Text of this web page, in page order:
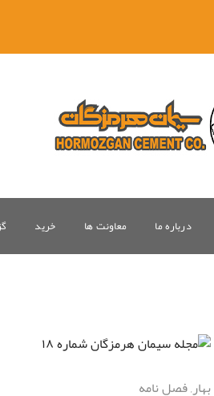
خرید معاونت ها درباره ما
بهار فصل نامه